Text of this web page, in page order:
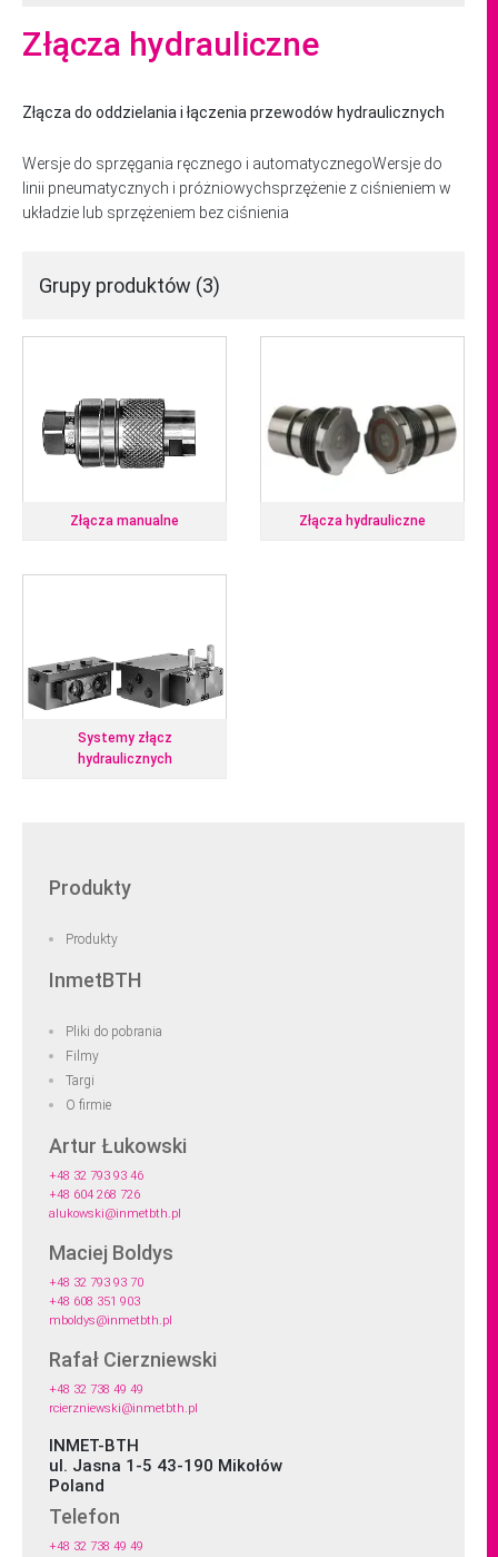
Złącza hydrauliczne
Złącza do oddzielania i łączenia przewodów hydraulicznych
Wersje do sprzęgania ręcznego i automatycznegoWersje do
linii pneumatycznych i próżniowychsprzężenie z ciśnieniem w
układzie lub sprzężeniem bez ciśnienia
Grupy produktów (3)
Złącza manualne Złącza hydrauliczne
Systemy złącz
hydraulicznych
Produkty
Produkty
InmetBTH
Pliki do pobrania
Filmy
Targi
O firmie
Artur Łukowski
+48 32 793 93 46
+48 604 268 726
alukowski@inmetbth.pl
Maciej Boldys
+48 32 793 93 70
+48 608 351 903
mboldys@inmetbth.pl
Rafał Cierzniewski
+48 32 738 49 49
rcierzniewski@inmetbth.pl
INMET-BTH
ul. Jasna 1-5 43-190 Mikołów
Poland
Telefon
+48 32 738 49 49